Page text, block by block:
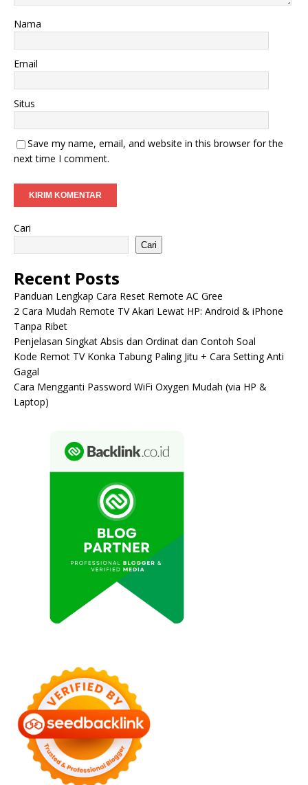
Nama
Email
Situs
Save my name, email, and website in this browser for the
next time I comment.
Cari
Cari
Recent Posts
Panduan Lengkap Cara Reset Remote AC Gree
2 Cara Mudah Remote TV Akari Lewat HP: Android & iPhone
Tanpa Ribet
Penjelasan Singkat Absis dan Ordinat dan Contoh Soal
Kode Remot TV Konka Tabung Paling Jitu + Cara Setting Anti
Gagal
Cara Mengganti Password WiFi Oxygen Mudah (via HP &
Laptop)